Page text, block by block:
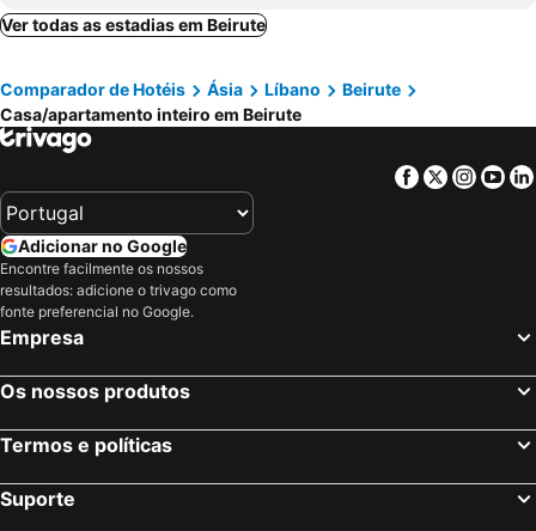
Ver todas as estadias em Beirute
Comparador de Hotéis Ásia Líbano
Beirute
Casa/apartamento inteiro em Beirute
Facebook
Twitter
Adicionar no Google
Encontre facilmente os nossos
resultados: adicione o trivago como
fonte preferencial no Google.
Empresa
Os nossos produtos
Termos e políticas
Suporte